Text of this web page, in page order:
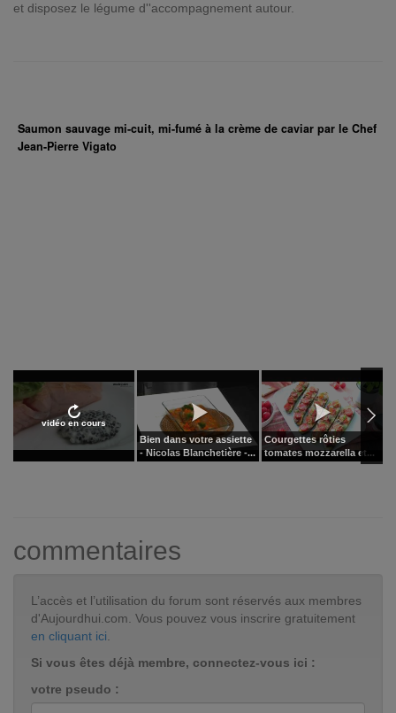
et disposez le légume d''accompagnement autour.
Saumon sauvage mi-cuit, mi-fumé à la crème de caviar par le Chef
Jean-Pierre Vigato
vidéo en cours
Bien dans votre assiette
- Nicolas Blanchetière -...
Courgettes rôties
tomates mozzarella et...
commentaires
L’accès et l’utilisation du forum sont réservés aux membres
d'Aujourdhui.com. Vous pouvez vous inscrire gratuitement
en cliquant ici.
Si vous êtes déjà membre, connectez-vous ici :
votre pseudo :